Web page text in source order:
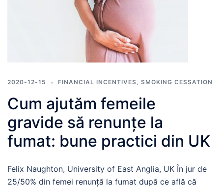
2020-12-15 FINANCIAL INCENTIVES, SMOKING CESSATION
Cum ajutăm femeile
gravide să renunțe la
fumat: bune practici din UK
Felix Naughton, University of East Anglia, UK În jur de
25/50% din femei renunță la fumat după ce află că